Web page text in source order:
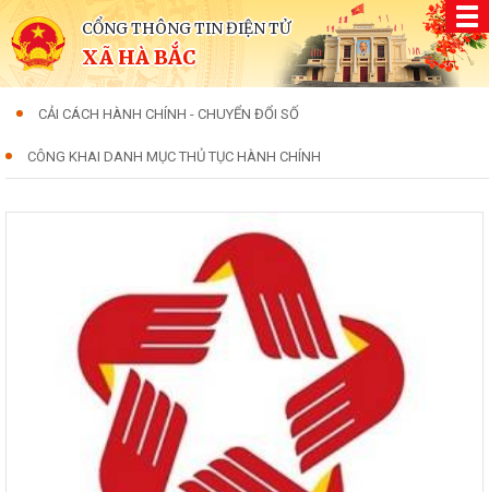
CỔNG THÔNG TIN ĐIỆN TỬ
XÃ HÀ BẮC
CẢI CÁCH HÀNH CHÍNH - CHUYỂN ĐỔI SỐ
CÔNG KHAI DANH MỤC THỦ TỤC HÀNH CHÍNH